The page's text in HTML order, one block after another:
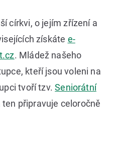
církvi, o jejím zřízení a
získáte e-
. Mládež našeho
kteří jsou voleni na
tvoří tzv.Seniorátní
ten připravuje celoročně